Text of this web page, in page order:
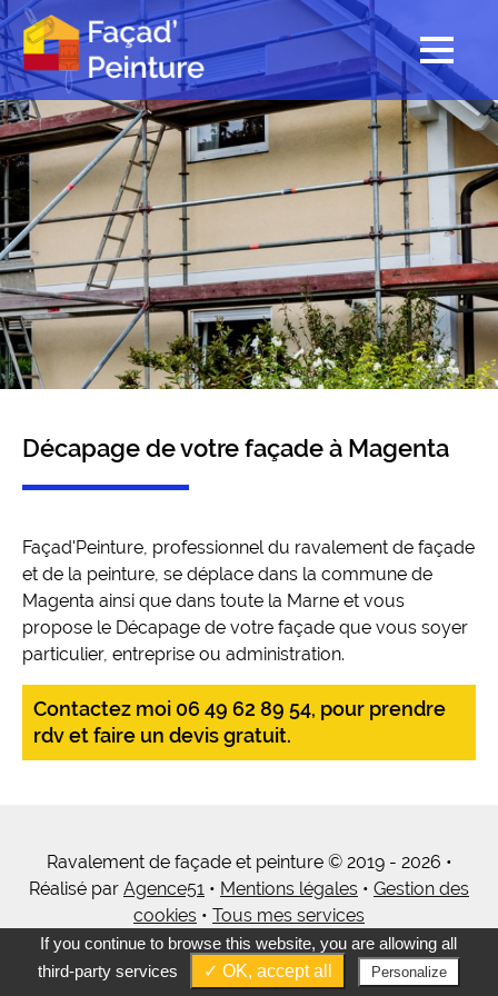
Décapage de votre façade à Magenta
Façad'Peinture, professionnel du ravalement de façade
et de la peinture, se déplace dans la commune de
Magenta ainsi que dans toute la Marne et vous
propose le Décapage de votre façade que vous soyer
particulier, entreprise ou administration.
Contactez moi 06 49 62 89 54, pour prendre
rdv et faire un devis gratuit.
Ravalement de façade et peinture © 2019 - 2026 •
Réalisé par Agence51 • Mentions légales • Gestion des
cookies • Tous mes services
If you continue to browse this website, you are allowing all
third-party services
✓ OK, accept all Personalize